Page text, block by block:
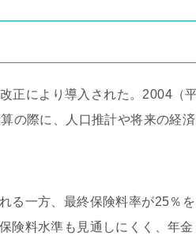
正により導入された。2004（
の際に、人口推計や将来の経済
る一方、最終保険料率が25％を
険料水準も見通しにくく、年金